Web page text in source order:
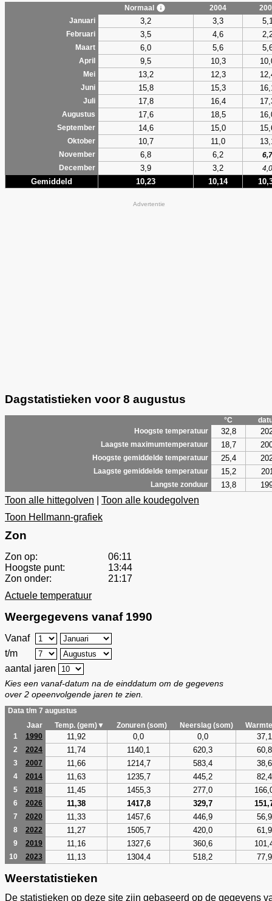
Normaal 2004
Januari
3,2 3,3
Februari 3,5 4,6
Maart 6,0 5,6
April 9,5 10,3
Mei 13,2 12,3
Juni 15,8 15,3
Juli 17,8 16,4
Augustus 17,6 18,5
September 14,6 15,0
Oktober 10,7 11,0
November 6,8 6,2
6,7
December
3,9 3,2 4,0
Gemiddeld 10,23 10,14
Advertentie
Dagstatistieken voor 8 augustus
°C
Hoogste temperatuur
32,8
Laagste maximumtemperatuur 18,7
Hoogste gemiddelde temperatuur 25,4
Laagste gemiddelde temperatuur 15,2
Langste zonduur 13,8
Toon alle hittegolven
Toon alle koudegolven
Toon Hellmann-grafiek
Zon
Zon op:
06:11
Hoogste punt:
13:44
Zon onder:
21:17
Actuele temperatuur
Weergegevens vanaf 1990
Vanaf
t/m
aantal jaren
Kies een vanaf-datum na de einddatum om de gegevens
over 2 opeenvolgende jaren te zien.
Data t/m 7 augustus
Jaar
Temp. (gem)▼ Zonuren (som) Neerslag (som)
1
1990 11,92 0,0 0,0 37,1
2 2024 11,74 1140,1 620,3 60,8
3 2007 11,66 1214,7 583,4 38,6
4 2014 11,63 1235,7 445,2 82,4
5 2018 11,45 1455,3 277,0
6 2026 11,38 1417,8 329,7
7 2020 11,33 1457,6 446,9 56,9
8 2022 11,27 1505,7 420,0 61,9
9 2019 11,16 1327,6 360,6
10 2023 11,13 1304,4 518,2 77,9
Weerstatistieken
De statistieken op deze site zijn gebaseerd op de gegevens